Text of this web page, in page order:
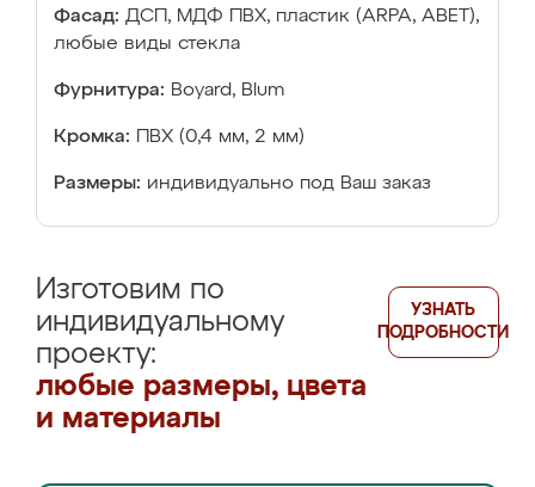
Фасад: ДСП, МДФ ПВХ, пластик (ARPA, ABET),
любые виды стекла
Фурнитура: Boyard, Blum
Кромка: ПВХ (0,4 мм, 2 мм)
Размеры: индивидуально под Ваш заказ
Изготовим по
индивидуальному
проекту:
любые размеры, цвета
и материалы
УЗНАТЬ
ПОДРОБНОСТИ